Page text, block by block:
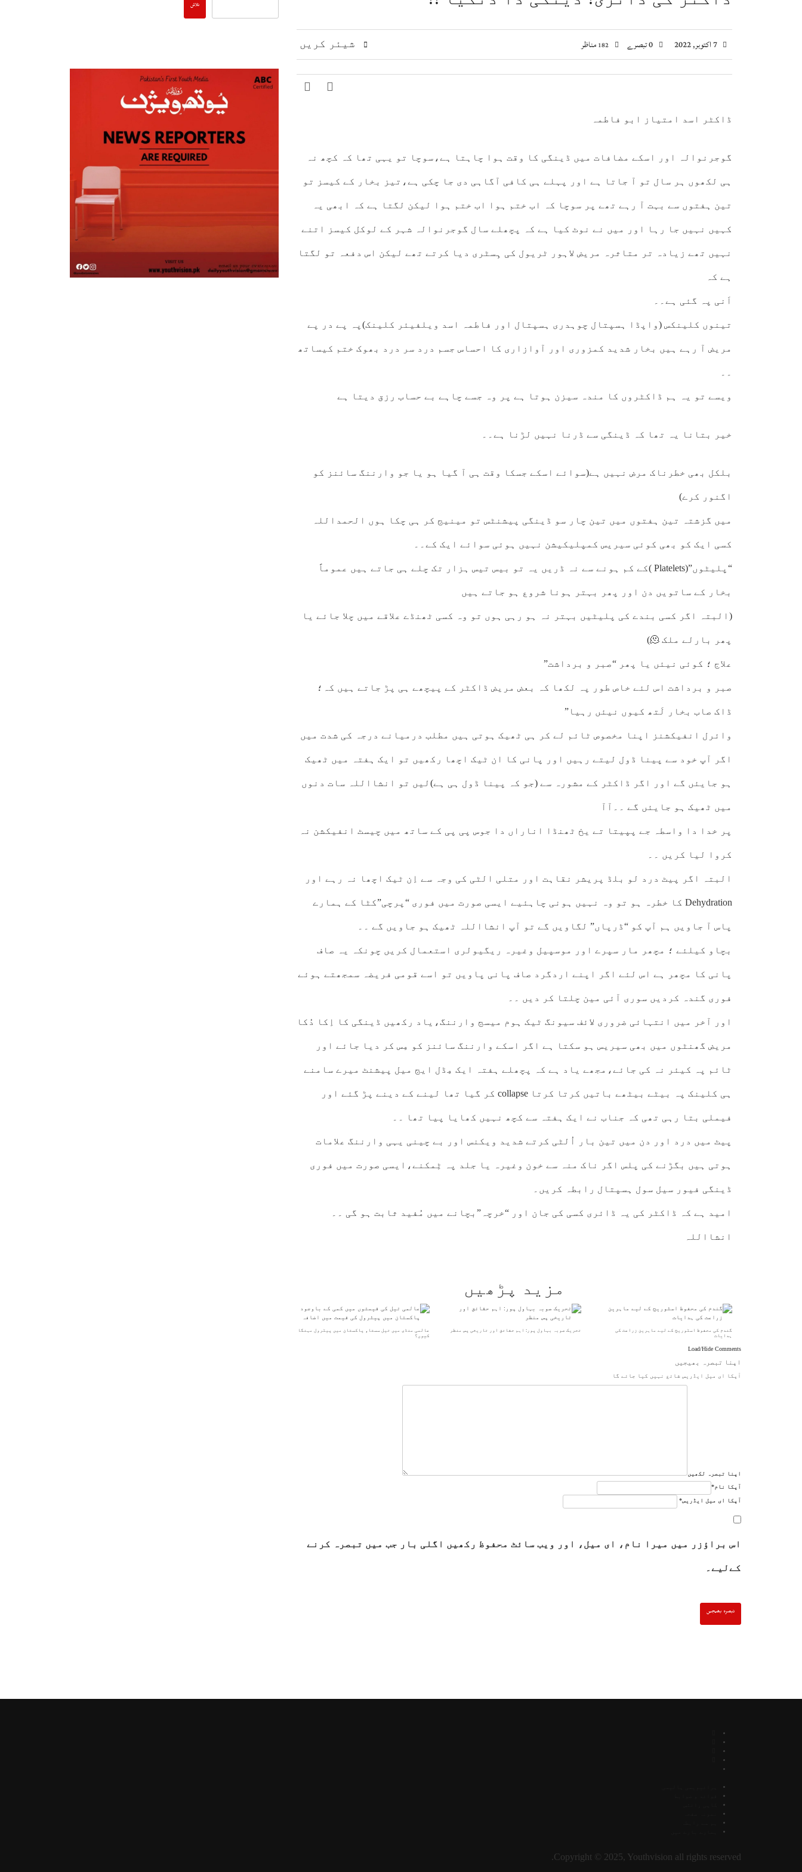
اسحاق ڈار کی شاہ عبداللہ سے ملاقات، فلسطین اور مشرق وسطیٰ پر اہم تبادلہ خیال
صومالی وزیر دفاع کا اعلیٰ عسکری قیادت سے ملاقات، دفاعی تعاون بڑھانے پر اتفاق
عالمی منڈی میں تیل سستا، پاکستان میں پیٹرول مہنگا کیوں؟
وزیراعظم شہباز شریف کا وفاقی وزارتوں اور ڈویژنز کی کارکردگی کا جامع جائزہ لینے کا فیصلہ
تلاش
شیئر کریں 7 اکتوبر, 2022 182مناظر
ڈاکٹر اسد امتیاز ابو فاطمہ
گوجرنوالہ اور اسکے مضافات میں ڈینگی کا وقت ہوا چاہتا ہے،سوچا تو یہی تھا کہ کچھ نہ
ہی لکھوں ہر سال تو آ جاتا ہے اور پہلے ہی کافی آگاہی دی جا چکی ہے،تیز بخار کے کیسز تو
تین ہفتوں سے بہت آ رہے تھے پر سوچا کہ اب ختم ہوا اب ختم ہوا لیکن لگتا ہے کہ ابھی یہ
کہیں نہیں جا رہا اور میں نے نوٹ کیا ہے کہ پچھلے سال گوجرنوالہ شہر کے لوکل کیسز اتنے
نہیں تھے زیادہ تر متاثرہ مریض لاہور ٹریول کی ہِسٹری دیا کرتے تھے لیکن اس دفعہ تو لگتا
ہے کہ
اَنی پہ گئی ہے۔۔
تینوں کلینکس (واپڈا ہسپتال چوہدری ہسپتال اور فاطمہ اسد ویلفیئر کلینک)پہ پے در پے
مریض آ رہے ہیں بخار شدید کمزوری اور آوازاری کا احساس جسم درد سر درد بھوک ختم کیساتھ
ویسے تو یہ ہم ڈاکٹروں کا مندہ سیزن ہوتا ہے پر وہ جسے چاہے بے حساب رزق دیتا ہے
خیر بتانا یہ تھا کہ ڈینگی سے ڈرنا نہیں لڑنا ہے۔۔
بلکل بھی خطرناک مرض نہیں ہے(سوائے اسکے جسکا وقت ہی آ گیا ہو یا جو وارننگ سائنز کو
اگنور کرے)
میں گزشتہ تین ہفتوں میں تین چار سو ڈینگی پیشنٹس تو مینیج کر ہی چکا ہوں الحمداللہ
کسی ایک کو بھی کوئی سیریس کمپلیکیشن نہیں ہوئی سوائے ایک کے۔۔
“پلیٹوں”(Platelets )کے کم ہونے سے نہ ڈریں یہ تو بیس تیس ہزار تک چلے ہی جاتے ہیں عموماً
بخار کے ساتویں دن اور پھر بہتر ہونا شروع ہو جاتے ہیں
(البتہ اگر کسی بندے کی پلیٹیں بہتر نہ ہو رہی ہوں تو وہ کسی ٹھنڈے علاقے میں چلا جائے یا
پھر بارلے ملک 🫠)
علاج ؛ کوئی نیئں یا پھر “صبر و برداشت”
صبر و برداشت اس لئے خاص طور پہ لکھا کہ بعض مریض ڈاکٹر کے پیچھے ہی پڑ جاتے ہیں کہ؛
ڈاک صاب بخار لَتھ کیوں نیئں رہیا”
وائرل انفیکشنز اپنا مخصوص ٹائم لے کر ہی ٹھیک ہوتی ہیں مطلب درمیانے درجہ کی شدت میں
اگر آپ خود سے پینا ڈول لیتے رہیں اور پانی کا ان ٹیک اچھا رکھیں تو ایک ہفتہ میں ٹھیک
ہو جایئں گے اور اگر ڈاکٹر کے مشورہ سے (جو کہ پینا ڈول ہی ہے)لیں تو انشااللہ سات دنوں
میں ٹھیک ہو جایئں گے ۔۔آآ
پر خدا دا واسطہ جے پپیتا تے یخ ٹھنڈا اناراں دا جوس پی پی کے ساتھ میں چیسٹ انفیکشن نہ
کروا لیا کریں ۔۔
البتہ اگر پیٹ درد لو بلڈ پریشر نقاہت اور متلی الٹی کی وجہ سے اِن ٹیک اچھا نہ رہے اور
Dehydration کا خطرہ ہو تو وہ نہیں ہونی چاہئیے ایسی صورت میں فوری “پرچی”کٹا کے ہمارے
پاس آ جاویں ہم آپ کو “ڈرپاں” لگاویں گے تو آپ انشااللہ ٹھیک ہو جاویں گے ۔۔
بچاو کیلئے ؛ مچھر مار سپرے اور موسپیل وغیرہ ریگیولری استعمال کریں چونکہ یہ صاف
پانی کا مچھر ہے اس لئے اگر اپنے اردگرد صاف پانی پاویں تو اسے قومی فریضہ سمجھتے ہوئے
فوری گندہ کردیں سوری آئی مین چلتا کر دیں ۔۔
اور آخر میں انتہائی ضروری لائف سیونگ ٹیک ہوم میسج وارننگ،یاد رکھیں ڈینگی کا اِکا دُکا
مریض گھنٹوں میں بھی سیریس ہو سکتا ہے اگر اسکے وارننگ سائنز کو مِس کر دیا جائے اور
ٹائم پہ کیئر نہ کی جائے،مجھے یاد ہے کہ پچھلے ہفتہ ایک مِڈل ایج میل پیشنٹ میرے سامنے
ہی کلینک پہ بیٹے بیٹھے باتیں کرتا کرتا collapse کر گیا تھا لینے کے دینے پڑ گئے اور
فیملی بتا رہی تھی کہ جناب نے ایک ہفتہ سے کچھ نہیں کھایا پیا تھا ۔۔
پیٹ میں درد اور دن میں تین بار اُلٹی کرتے شدید ویکنس اور بے چینی یہی وارننگ علامات
ہوتی ہیں بگڑنے کی پلس اگر ناک منہ سے خون وغیرہ یا جلد پہ ٹِمکنے،ایسی صورت میں فوری
ڈینگی فیور سیل سول ہسپتال رابطہ کریں۔
امید ہے کہ ڈاکٹر کی یہ ڈائری کسی کی جان اور “خرچہ”بچانے میں مُفید ثابت ہو گی ۔۔
انشااللہ
مزید پڑھیں
عالمی منڈی میں تیل سستا، پاکستان میں پیٹرول مہنگا
کیوں؟
تحریک صوبہ بہاول پور: اہم حقائق اور تاریخی پس منظر
گندم کی محفوظ اسٹوریج کے لیے ماہرین زراعت کی
ہدایات
Load/Hide Comments
اپنا تبصرہ بھیجیں
آپکا ای میل ایڈریس شائع نہیں کیا جائے گا
اپنا تبصرہ لکھیں
آپکا نام*
آپکا ای میل ایڈریس*
اس براؤزر میں میرا نام، ای میل، اور ویب سائٹ محفوظ رکھیں اگلی بار جب میں تبصرہ کرنے
کےلیے۔
Copyright © 2025, Youthvision all rights reserved.